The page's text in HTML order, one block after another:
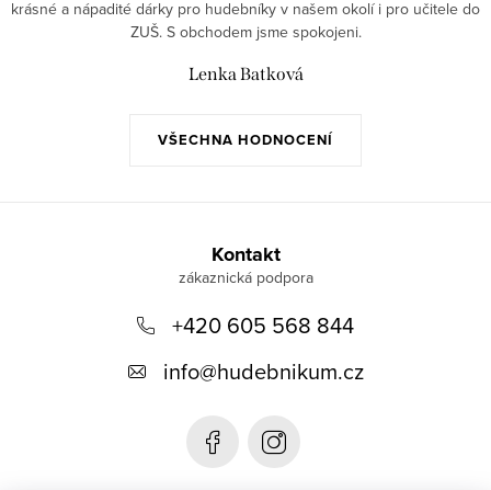
VŠECHNA HODNOCENÍ
krásné a nápadité dárky pro hudebníky v našem okolí i pro učitele do
ZUŠ. S obchodem jsme spokojeni.
Lenka Batková
Kontakt
+420 605 568 844
info@hudebnikum.cz